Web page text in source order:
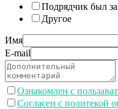
Подрядчик был
Другое
Имя
E-mail
Ознакомлен с
Согласен с политекой